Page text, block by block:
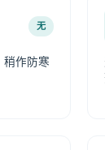
无
稍作防寒